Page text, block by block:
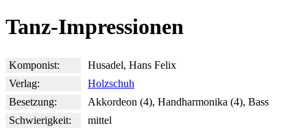
Tanz-Impressionen
Komponist:
Husadel, Hans Felix
Verlag:
Holzschuh
Besetzung:
Akkordeon (4), Handharmonika (4), Bass
Schwierigkeit:
mittel